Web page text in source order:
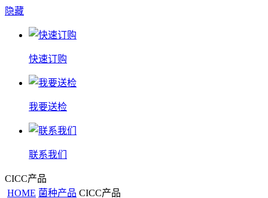
隐藏
快速订购
我要送检
联系我们
CICC产品
HOME 菌种产品 CICC产品